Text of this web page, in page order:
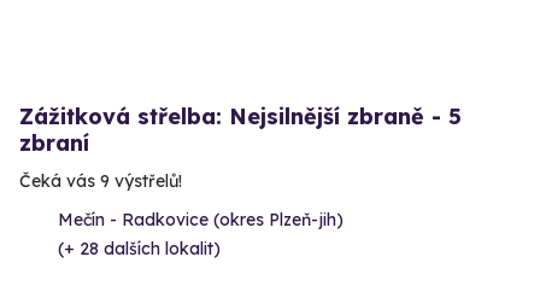
Zážitková střelba: Nejsilnější zbraně - 5
zbraní
Čeká vás 9 výstřelů!
Mečín - Radkovice (okres Plzeň-jih)
(+ 28 dalších lokalit)